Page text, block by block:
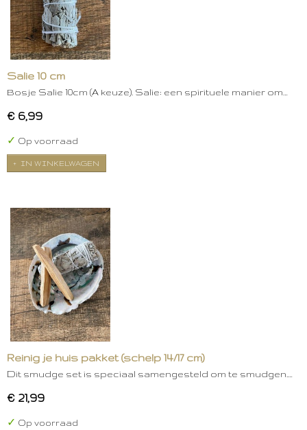
Salie 10 cm
Bosje Salie 10cm (A keuze). Salie: een spirituele manier om…
€ 6,99
✓ Op voorraad
IN WINKELWAGEN
Reinig je huis pakket (schelp 14/17 cm)
Dit smudge set is speciaal samengesteld om te smudgen.…
€ 21,99
✓ Op voorraad